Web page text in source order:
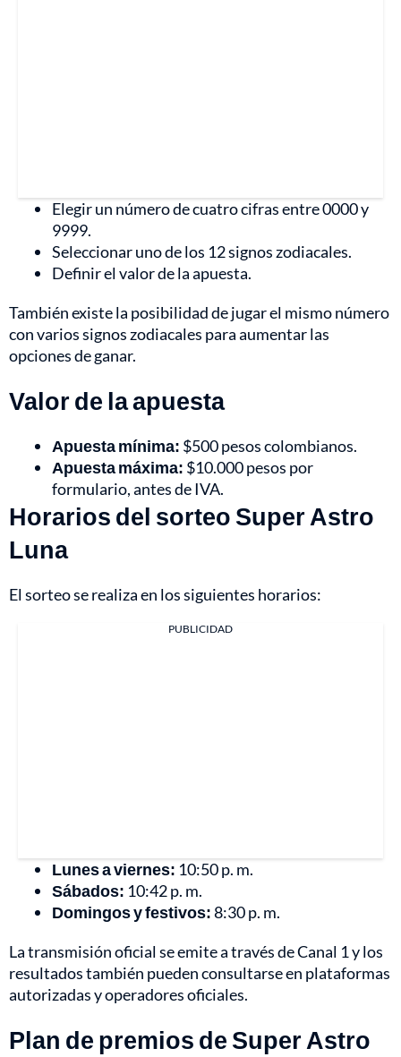
Elegir un número de cuatro cifras entre 0000 y
9999.
Seleccionar uno de los 12 signos zodiacales.
Definir el valor de la apuesta.
También existe la posibilidad de jugar el mismo número
con varios signos zodiacales para aumentar las
opciones de ganar.
Valor de la apuesta
Apuesta mínima: $500 pesos colombianos.
Apuesta máxima: $10.000 pesos por
formulario, antes de IVA.
Horarios del sorteo Super Astro
Luna
El sorteo se realiza en los siguientes horarios:
PUBLICIDAD
Lunes a viernes: 10:50 p. m.
Sábados: 10:42 p. m.
Domingos y festivos:8:30 p. m.
La transmisión oficial se emite a través de Canal 1 y los
resultados también pueden consultarse en plataformas
autorizadas y operadores oficiales.
Plan de premios de Super Astro